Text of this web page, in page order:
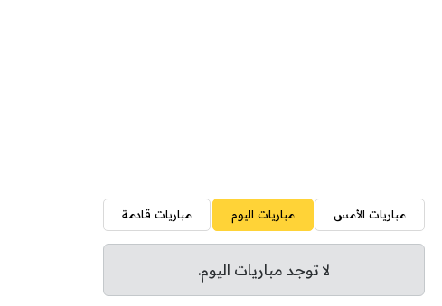
مباريات الأمس مباريات اليوم مباريات قادمة
لا توجد مباريات اليوم.